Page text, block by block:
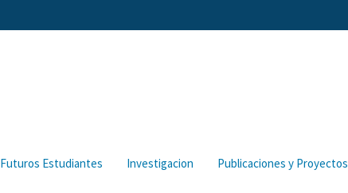
Futuros Estudiantes Investigacion Publicaciones y Proyectos